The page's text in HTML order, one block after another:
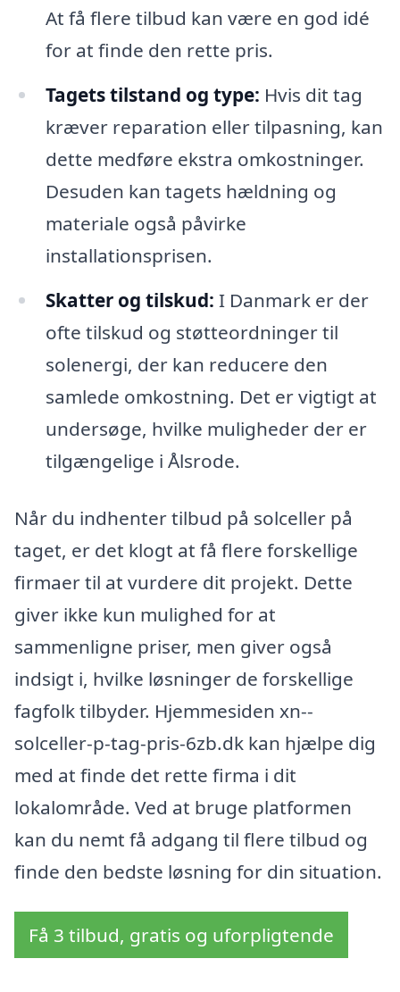
At få flere tilbud kan være en god idé
for at finde den rette pris.
Tagets tilstand og type: Hvis dit tag
kræver reparation eller tilpasning, kan
dette medføre ekstra omkostninger.
Desuden kan tagets hældning og
materiale også påvirke
installationsprisen.
Skatter og tilskud: I Danmark er der
ofte tilskud og støtteordninger til
solenergi, der kan reducere den
samlede omkostning. Det er vigtigt at
undersøge, hvilke muligheder der er
tilgængelige i Ålsrode.
Når du indhenter tilbud på solceller på
taget, er det klogt at få flere forskellige
firmaer til at vurdere dit projekt. Dette
giver ikke kun mulighed for at
sammenligne priser, men giver også
indsigt i, hvilke løsninger de forskellige
fagfolk tilbyder. Hjemmesiden xn--
solceller-p-tag-pris-6zb.dk kan hjælpe dig
med at finde det rette firma i dit
lokalområde. Ved at bruge platformen
kan du nemt få adgang til flere tilbud og
finde den bedste løsning for din situation.
Få 3 tilbud, gratis og uforpligtende